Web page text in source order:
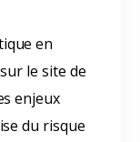
en
le site de
enjeux
du risque